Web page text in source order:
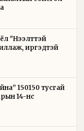
"Нээлттэй
иргэдтэй
150150 тусгай
14-нөөс